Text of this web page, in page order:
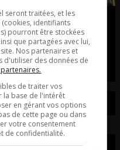
unity électro fest
seront traitées, et les
identifiants
pourront être stockées
que partagées avec lui,
Nos partenaires et
d'utiliser des données de
de traiter vos
la base de l'intérêt
en gérant vos options
de cette page ou dans
votre consentement
de confidentialité.